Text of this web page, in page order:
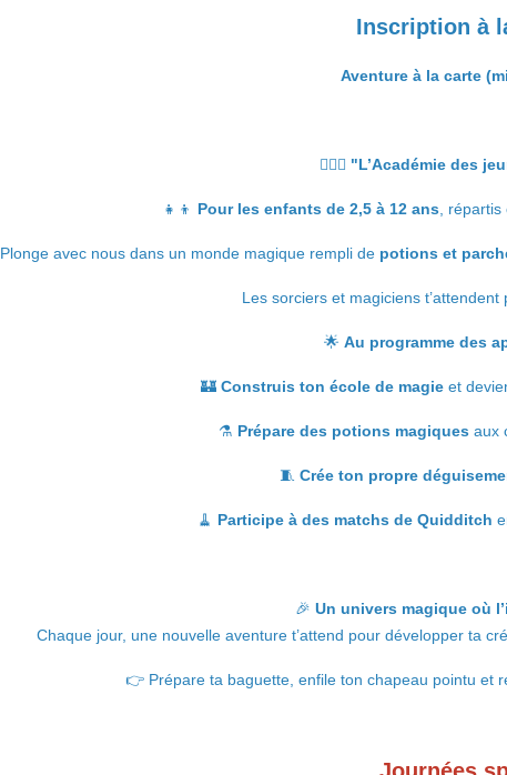
Inscription à
Aventure à la carte
🧙‍♂️✨ "L’Académie des
👧👦 Pour les enfants de 2,5 à 12 ans ,
Plonge avec nous dans un monde magique rempli de potions et
Les sorciers et magiciens
🌟 Au programme des
🏰 Construis ton école de magie et
⚗️ Prépare des potions magiques aux
🧵 Crée ton propre
🧹 Participe à des matchs de Quidditch
🎉 Un univers magique où
Chaque jour, une nouvelle aventure t’attend pour développer ta
👉Prépare ta baguette, enfile ton chapeau pointu et
Journées